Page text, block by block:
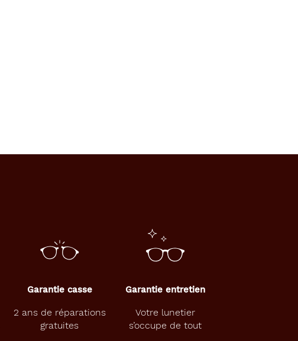
Garantie casse
2 ans de réparations
gratuites
Garantie entretien
Votre lunetier
s’occupe de tout